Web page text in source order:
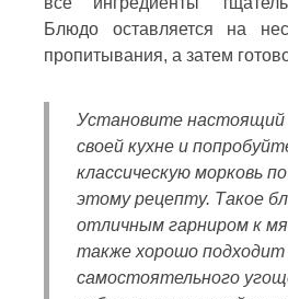
Блюдо оставляется на
пропитывания, а затем
Установите настоящий
своей кухне и
классическую морковь
этому рецепту. Такое
отличным гарниром к
также хорошо подходит
самостоятельного